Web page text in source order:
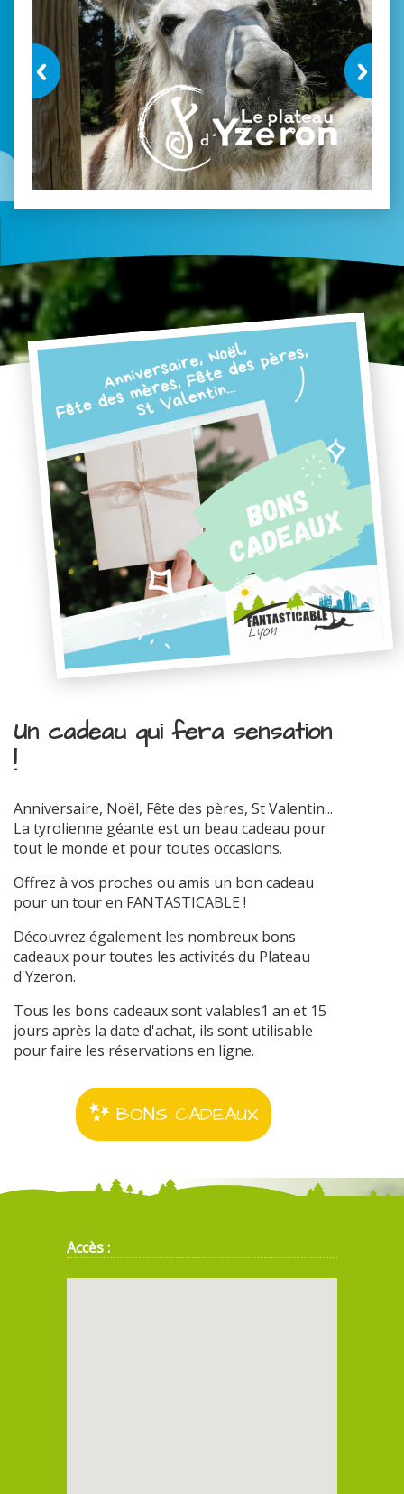
Un cadeau qui fera sensation
!
Anniversaire, Noël, Fête des pères, St Valentin...
La tyrolienne géante est un beau cadeau pour
tout le monde et pour toutes occasions.
Offrez à vos proches ou amis un bon cadeau
pour un tour en FANTASTICABLE !
Découvrez également les nombreux bons
cadeaux pour toutes les activités du Plateau
d'Yzeron.
Tous les bons cadeaux sont valables1 an et 15
jours après la date d'achat, ils sont utilisable
pour faire les réservations en ligne.
BONS CADEAUX
Accès :